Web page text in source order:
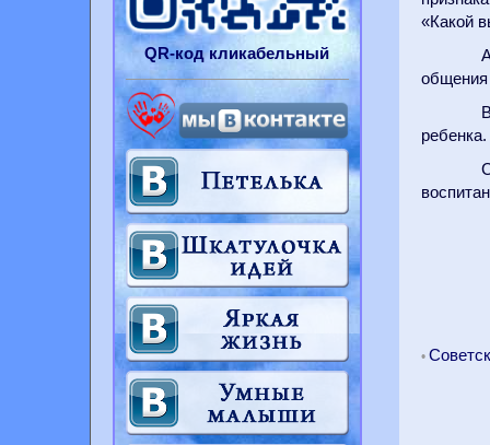
«Какой
общения
ребенка.
• Советск
QR-кодкликабельный